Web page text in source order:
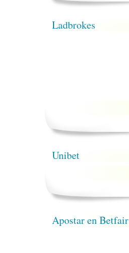
Ladbrokes
Unibet
Apostar en Betfair